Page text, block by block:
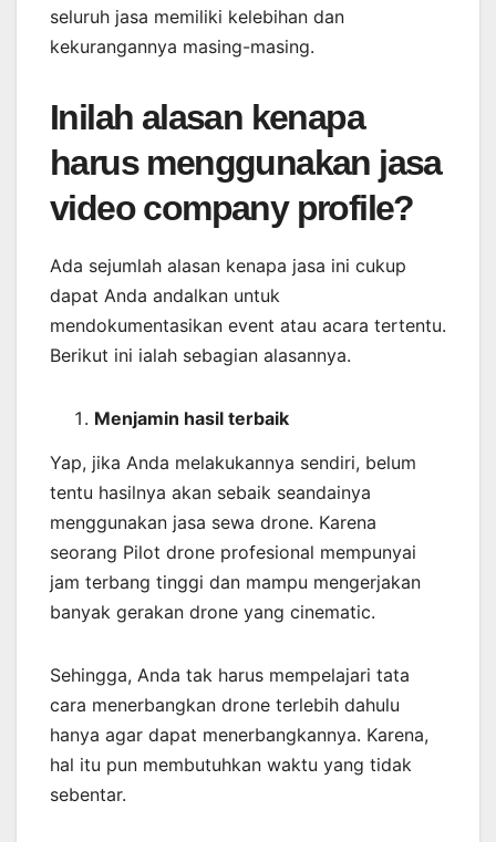
seluruh jasa memiliki kelebihan dan
kekurangannya masing-masing.
Inilah alasan kenapa
harus menggunakan jasa
video company profile?
Ada sejumlah alasan kenapa jasa ini cukup
dapat Anda andalkan untuk
mendokumentasikan event atau acara tertentu.
Berikut ini ialah sebagian alasannya.
Menjamin hasil terbaik
Yap, jika Anda melakukannya sendiri, belum
tentu hasilnya akan sebaik seandainya
menggunakan jasa sewa drone. Karena
seorang Pilot drone profesional mempunyai
jam terbang tinggi dan mampu mengerjakan
banyak gerakan drone yang cinematic.
Sehingga, Anda tak harus mempelajari tata
cara menerbangkan drone terlebih dahulu
hanya agar dapat menerbangkannya. Karena,
hal itu pun membutuhkan waktu yang tidak
sebentar.